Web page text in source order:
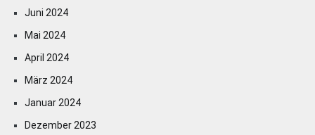
Juni 2024
Mai 2024
April 2024
März 2024
Januar 2024
Dezember 2023